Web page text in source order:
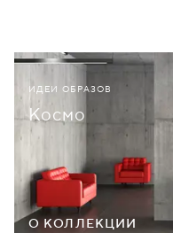
ИДЕИ ОБРАЗОВ
Космо
О КОЛЛЕКЦИИ